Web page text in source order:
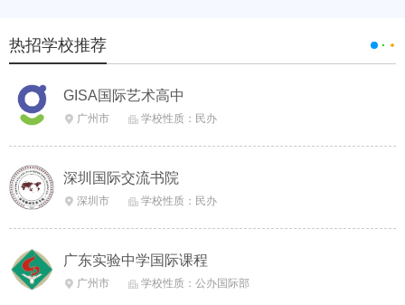
热招学校推荐
GISA国际艺术高中
 广州市  学校性质：民办
深圳国际交流书院
 深圳市  学校性质：民办
广东实验中学国际课程
 广州市  学校性质：公办国际部